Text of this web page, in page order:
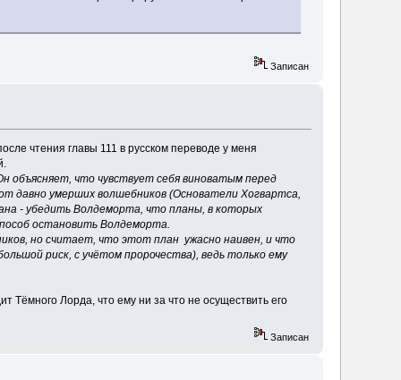
Записан
чтения главы 111 в русском переводе у меня
объясняет, что чувствует себя виноватым перед
давно умерших волшебников (Основатели Хогвартса,
- убедить Волдеморта, что планы, в которых
остановить Волдеморта.
но считает, что этот план ужасно наивен, и что
риск, с учётом пророчества), ведь только ему
Тёмного Лорда, что ему ни за что не осуществить его
Записан